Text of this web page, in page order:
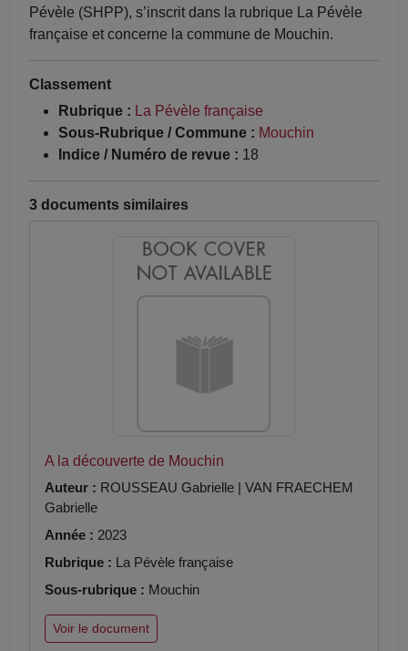
Pévèle (SHPP), s’inscrit dans la rubrique La Pévèle
française et concerne la commune de Mouchin.
Classement
Rubrique : La Pévèle française
Sous-Rubrique / Commune : Mouchin
Indice / Numéro de revue : 18
3 documents similaires
A la découverte de Mouchin
Auteur : ROUSSEAU Gabrielle | VAN FRAECHEM
Gabrielle
Année : 2023
Rubrique : La Pévèle française
Sous-rubrique : Mouchin
Voir le document